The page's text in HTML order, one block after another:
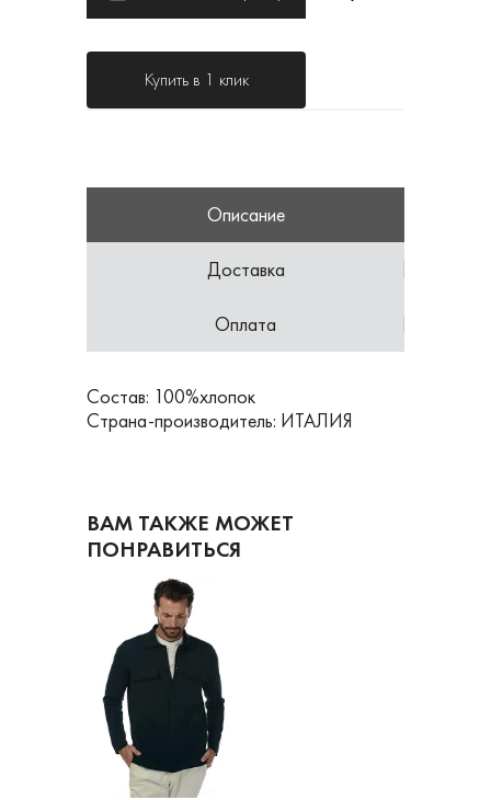
Купить в 1 клик
Описание
Доставка
Оплата
Состав: 100%хлопок
Страна-производитель: ИТАЛИЯ
ВАМ ТАКЖЕ МОЖЕТ
ПОНРАВИТЬСЯ